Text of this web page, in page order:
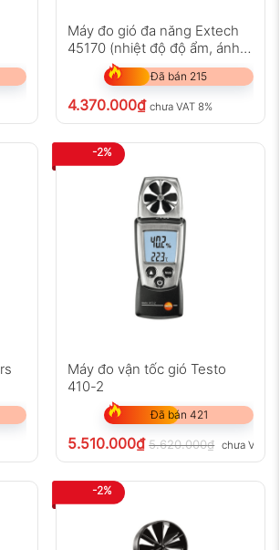
Máy đo gió đa năng Extech
45170 (nhiệt độ độ ẩm, ánh
sáng, tốc độ gió)
Đã bán 215
4.370.000₫ chưa VAT 8%
-2%
Máy đo vận tốc gió Testo
410-2
Đã bán 421
5.510.000₫ 5.620.000₫ chưa VAT 8%
-2%